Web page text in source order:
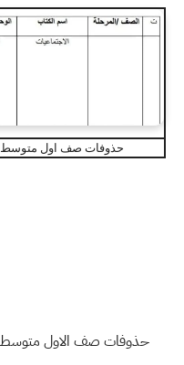
حذوفات صف اول متوسط 2022 كورس ثاني بعد نصف السنة